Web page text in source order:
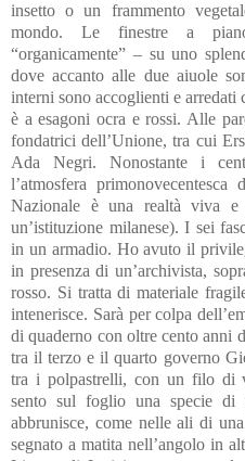
insetto o un frammento
mondo. Le finestre a
“organicamente” – su uno
dove accanto alle due aiuole
interni sono accoglienti e
è a esagoni ocra e rossi. Alle
fondatrici dell’Unione, tra cui
Ada Negri. Nonostante i
l’atmosfera
Nazionale è una realtà viva
un’istituzione milanese). I sei
in un armadio. Ho avuto il
in presenza di un’archivista,
rosso. Si tratta di materiale
intenerisce. Sarà per colpa
di quaderno con oltre cento anni
tra il terzo e il quarto governo
tra i polpastrelli, con un filo di
sento sul foglio una specie
abbrunisce, come nelle ali di
segnato a matita nell’angolo in